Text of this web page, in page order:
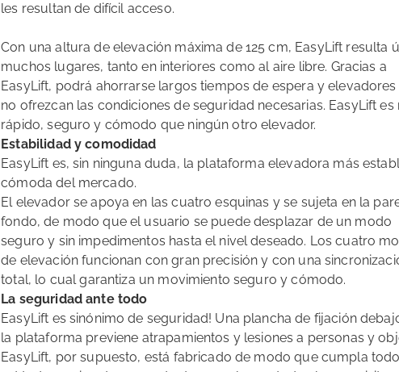
les resultan de difícil acceso.
Con una altura de elevación máxima de 125 cm, EasyLift resulta
muchos lugares, tanto en interiores como al aire libre. Gracias a
EasyLift, podrá ahorrarse largos tiempos de espera y
no ofrezcan las condiciones de seguridad necesarias. EasyLift es
rápido, seguro y cómodo que ningún otro elevador.
Estabilidad y comodidad
EasyLift es, sin ninguna duda, la plataforma elevadora más
cómoda del mercado.
El elevador se apoya en las cuatro esquinas y se sujeta en la
fondo, de modo que el usuario se puede desplazar de un modo
seguro y sin impedimentos hasta el nivel deseado. Los cuatro
de elevación funcionan con gran precisión y con una
total, lo cual garantiza un movimiento seguro y cómodo.
La seguridad ante todo
EasyLift es sinónimo de seguridad! Una plancha de fijación
la plataforma previene atrapamientos y lesiones a personas y
EasyLift, por supuesto, está fabricado de modo que cumpla